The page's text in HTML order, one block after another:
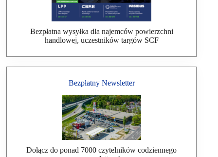
Bezpłatna wysyłka dla najemców powierzchni
handlowej, uczestników targów SCF
Bezpłatny Newsletter
Dołącz do ponad 7000 czytelników codziennego